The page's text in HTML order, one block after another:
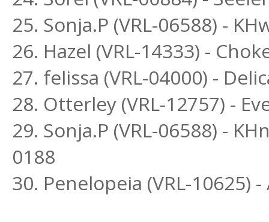
25. Sonja.P (VRL-06588) -
26. Hazel (VRL-14333) -
27. felissa (VRL-04000) -
28. Otterley (VRL-12757) -
29. Sonja.P (VRL-06588) -
0188
30. Penelopeia (VRL-10625)